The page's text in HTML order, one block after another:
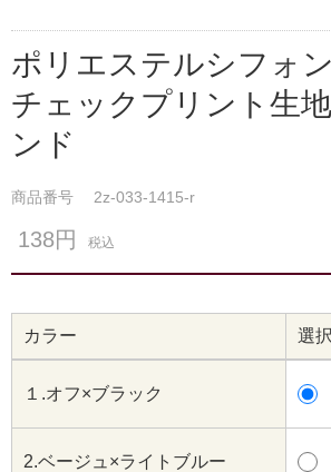
ポリエステルシフォ
チェックプリント生
ンド
商品番号 2z-033-1415-r
138円 税込
カラー 選
１.オフ×ブラック
2.ベージュ×ライトブルー